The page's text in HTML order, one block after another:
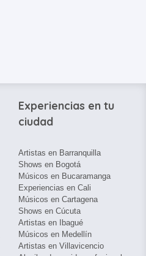
Experiencias en tu
ciudad
Artistas en Barranquilla
Shows en Bogotá
Músicos en Bucaramanga
Experiencias en Cali
Músicos en Cartagena
Shows en Cúcuta
Artistas en Ibagué
Músicos en Medellín
Artistas en Villavicencio